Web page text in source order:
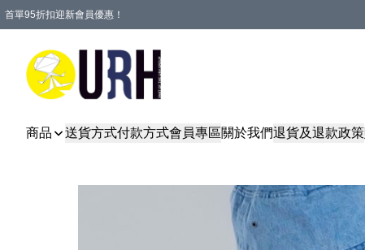
首單95折扣迎新會員優惠！
商品 送貨方式付款方式會員專區關於我們退貨及退款政策